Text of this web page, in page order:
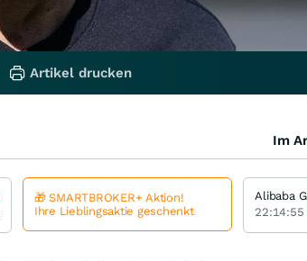
Artikel drucken
Im
🎁 SMARTBROKER+ Aktion!
Ihre Lieblingsaktie geschenkt
Alibaba
22:14:55